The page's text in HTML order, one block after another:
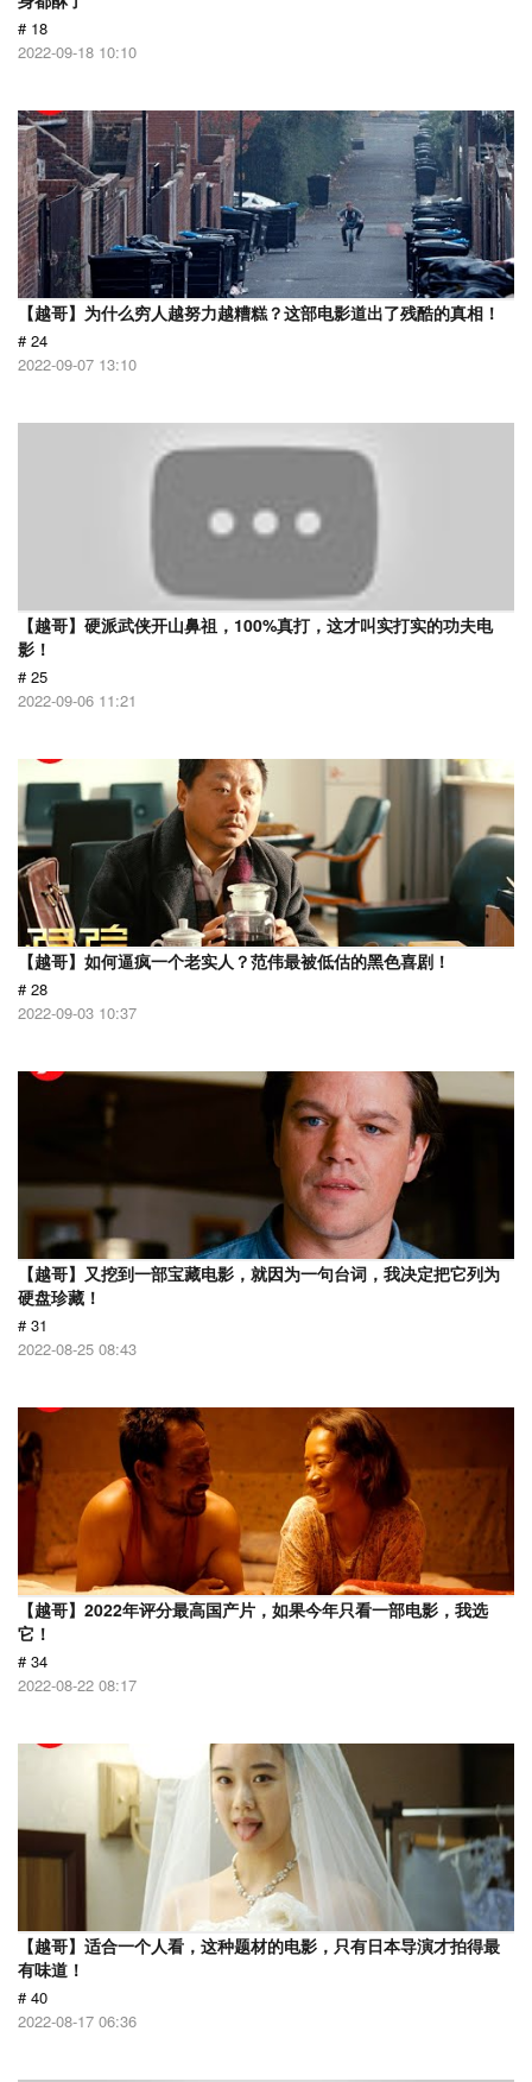
# 18
2022-09-18 10:10
【越哥】为什么穷人越努力越糟糕？这部电影道出了残酷的真相！
# 24
2022-09-07 13:10
【越哥】硬派武侠开山鼻祖，100%真打，这才叫实打实的功夫电
影！
# 25
2022-09-06 11:21
【越哥】如何逼疯一个老实人？范伟最被低估的黑色喜剧！
# 28
2022-09-03 10:37
【越哥】又挖到一部宝藏电影，就因为一句台词，我决定把它列为
硬盘珍藏！
# 31
2022-08-25 08:43
【越哥】2022年评分最高国产片，如果今年只看一部电影，我选
它！
# 34
2022-08-22 08:17
【越哥】适合一个人看，这种题材的电影，只有日本导演才拍得最
有味道！
# 40
2022-08-17 06:36